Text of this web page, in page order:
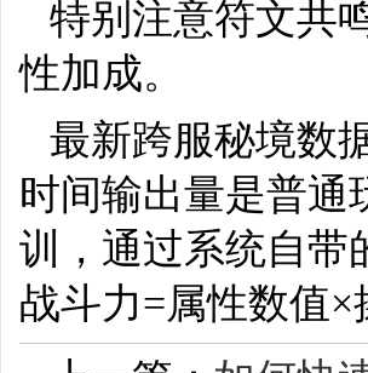
特别注意符文共
性加成。
最新跨服秘境数
时间输出量是普通
训，通过系统自带
战斗力=属性数值